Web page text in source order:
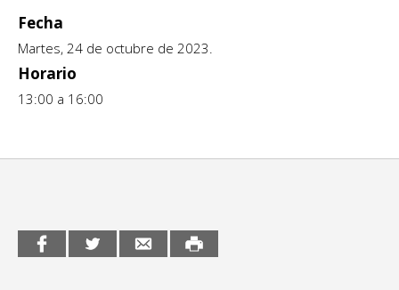
CCE en el interior/libros
Espacio itinerante de lectura infantil
Exposiciones
Formación
Género y Diversidad
Medio Ambiente
Fecha
Martes, 24 de octubre de 2023.
Horario
13:00 a 16:00